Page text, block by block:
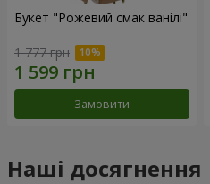
Букет "Рожевий смак ванілі"
1 777 грн
Замовити
Наші досягнення